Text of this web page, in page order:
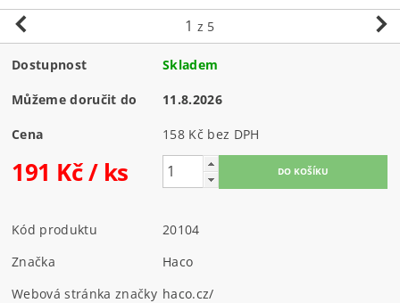
1 z 5
Dostupnost Skladem
Můžeme doručit do 11.8.2026
Cena 158 Kč bez DPH
191 Kč/ ks
Kód produktu
20104
Značka
Haco
Webová stránka značky haco.cz/